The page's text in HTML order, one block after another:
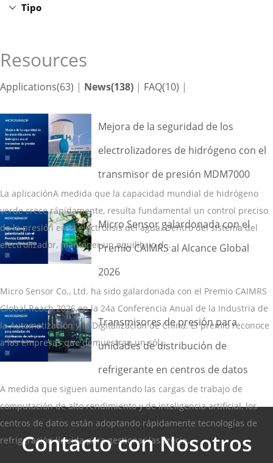
Tipo
Resources
Applications(63) | News(138) | FAQ(10) |
Mejora de la seguridad de los
electrolizadores de hidrógeno con el
transmisor de presión MDM7000
La aplicaciónA medida que la capacidad mundial de hidrógeno
verde crece rápidamente, resulta fundamental un control preciso
de la presión en la electrólisis del agua. Dentro del sistema del
electrolizador, mantener un equilibrio d...
Micro Sensor galardonada con el
Premio CAIMRS al Alcance Global
2026
Micro Sensor Co., Ltd. ha sido galardonada con el Premio CAIMRS
Global Reach 2026 en la 24a Conferencia Anual de la Industria de
la Automatización y la Digitalización de China. El premio reconoce
a las empresas que demuestran un sól...
Transmisores de presión para
unidades de distribución de
refrigerante en centros de datos
A medida que siguen aumentando las cargas de trabajo de
computación de alto rendimiento y de inteligencia artificial, los
centros de datos están adoptando rápidamente tecnologías de
refrigeración líquida para gestionar las crecie...
Contacto con Nosotros